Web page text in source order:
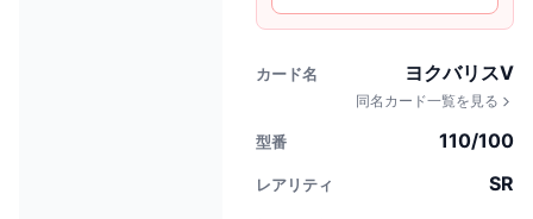
カード名 ヨクバリスV
同名カード一覧を見る
型番 110/100
レアリティ SR